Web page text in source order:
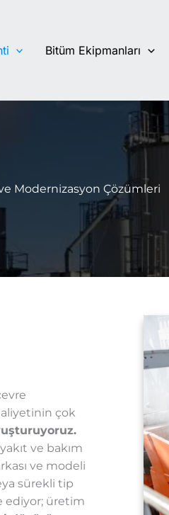
Bitüm Ekipmanları
Modernizasyon Çözümleri
çok
ve bakım
ve modeli
sürekli tip
ediyor; üretim